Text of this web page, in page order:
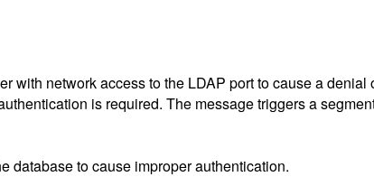
with network access to the LDAP port to cause a denial
is required. The message triggers a
database to cause improper authentication.